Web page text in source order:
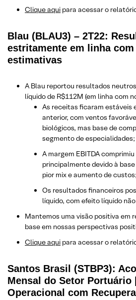
Clique aqui para acessar o
Blau (BLAU3) – 2T22:
estritamente em linha
estimativas
A Blau reportou resultados
líquido de R$112M (em linha com
As receitas ficaram estáveis
anterior, com ventos
biológicos, mas base de
segmento de especialidades;
A margem EBITDA comprimiu
principalmente devido à
pior mix e aumento de custos;
Os resultados financeiros
líquido, com efeito líquido
Mantemos uma visão positiva em
base em nossas perspectivas
Clique aqui para acessar o
Santos Brasil (STBP3):
Mensal do Setor Portuário
Operacional com